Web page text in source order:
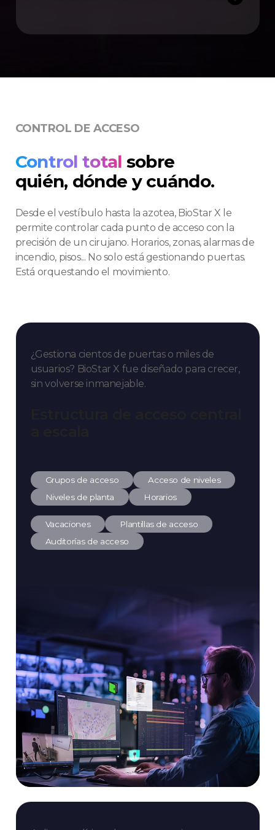
CONTROL DE ACCESO
Control total sobre
quién, dónde y cuándo.
Desde el vestíbulo hasta la azotea, BioStar X le
permite controlar cada punto de acceso con la
precisión de un cirujano. Horarios, zonas, alarmas de
incendio, pisos... No solo está gestionando puertas.
Está orquestando el movimiento.
¿Gestiona cientos de puertas o miles de
usuarios? BioStar X fue diseñado para crecer,
sin volverse inmanejable.
Grupos de acceso
Acceso de niveles
Niveles de planta
Horarios
Vacaciones
Plantillas de acceso
Auditorías de acceso